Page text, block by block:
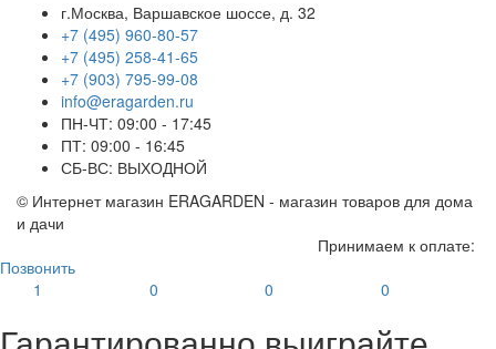
г.Москва, Варшавское шоссе, д. 32
+7 (495) 960-80-57
+7 (495) 258-41-65
+7 (903) 795-99-08
info@eragarden.ru
ПН-ЧТ: 09:00 - 17:45
ПТ: 09:00 - 16:45
СБ-ВС: ВЫХОДНОЙ
© Интернет магазин ERAGARDEN - магазин товаров для дома
и дачи
Принимаем к оплате:
Позвонить
1
0 0 0